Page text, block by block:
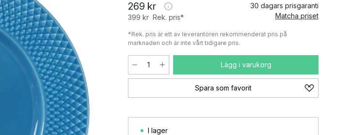
269 kr
399 kr Rek. pris*
30 dagars prisgaranti
Matcha priset
*Rek. pris är ett av leverantören rekommenderat pris på
marknaden och är inte vårt tidigare pris.
Lägg i varukorg
Spara som favorit
I lager